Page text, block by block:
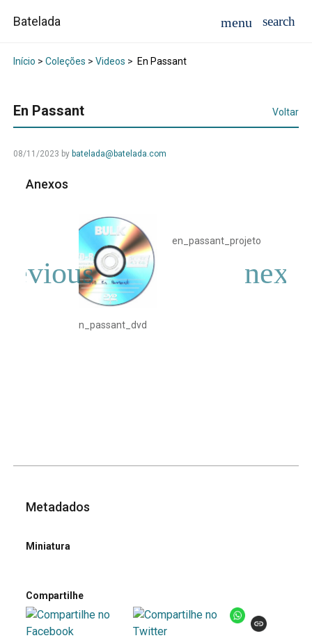
Batelada
Início > Coleções > Videos > En Passant
En Passant Voltar
08/11/2023 by batelada@batelada.com
Anexos
en_passant_dvd
en_passant_projeto
Metadados
Miniatura
Compartilhe